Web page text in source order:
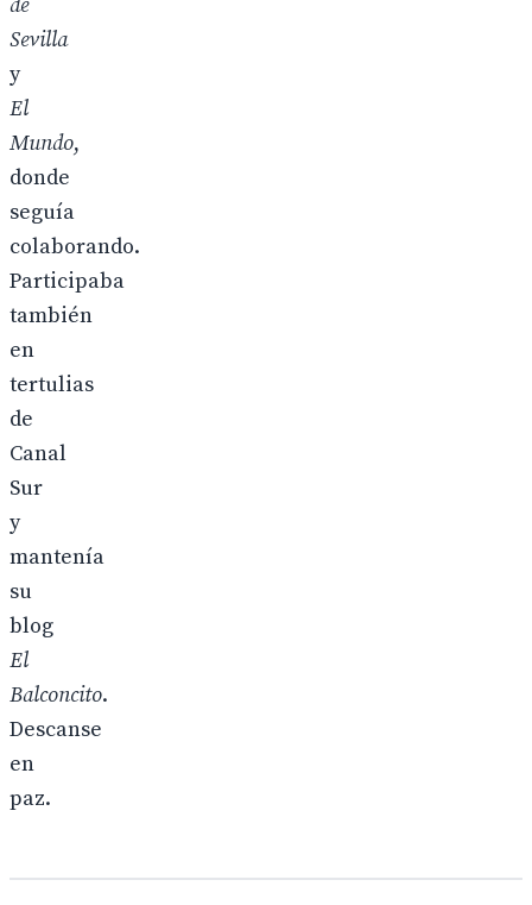
Sevilla
y
El
Mundo,
donde
seguía
colaborando.
Participaba
también
en
tertulias
de
Canal
Sur
y
mantenía
su
blog
El
Balconcito.
Descanse
en
paz.